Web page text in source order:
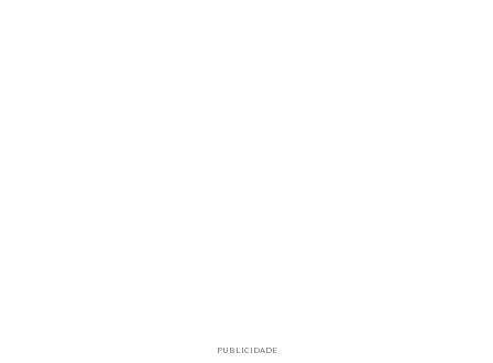
PUBLICIDADE